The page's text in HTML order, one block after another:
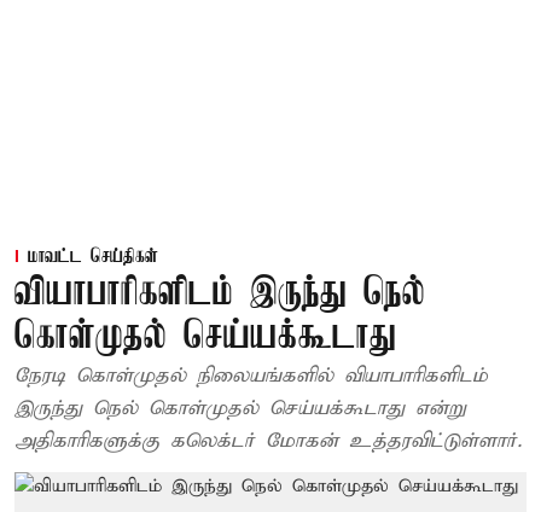
மாவட்ட செய்திகள்
வியாபாரிகளிடம் இருந்து நெல்
கொள்முதல் செய்யக்கூடாது
நேரடி கொள்முதல் நிலையங்களில் வியாபாரிகளிடம்
இருந்து நெல் கொள்முதல் செய்யக்கூடாது என்று
அதிகாரிகளுக்கு கலெக்டர் மோகன் உத்தரவிட்டுள்ளார்.